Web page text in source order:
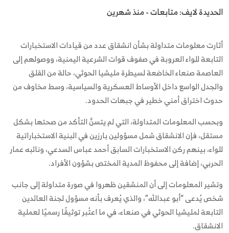
الحديدة لايف: متابعات - منذ شهرين
أثارت معلومات متداولة بشأن انشقاق عدد من قيادات الاستخبارات
التابعة للواء العروبة في صفوف قوات الشرعية اليمنية، ووصولهم إلى
العاصمة صنعاء الخاضعة لسيطرة مليشيا الحوثي، حالة من القلق
والجدل الواسع داخل الأوساط العسكرية والسياسية، وسط مخاوف من
حدوث اختراق أمني خطير في جبهات الحدود.
وبحسب المعلومات المتداولة، التي لم يتسنَّ التأكد من صحتها بشكل
مستقل، فإن الانشقاق شمل مسؤولين بارزين في البنية الاستخباراتية
للواء، بينهم ركن الاستخبارات السابق أحمد عباس السدعي، ونائبه عمار
الحربي، إضافة إلى محفوظ المدية المختص بشؤون الأفراد.
وتشير المعلومات إلى أن المنشقين ظهروا في صورة متداولة إلى جانب
شخص يُدعى “أبو عبدالله”، والذي يُعرف بأنه مسؤول لجنة العائدين
التابعة لمليشيا الحوثي في صنعاء، في ما اعتُبر توثيقًا رسميًا لعملية
الانشقاق.